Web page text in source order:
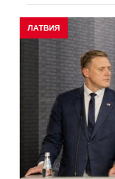
ЛАТВИЯ